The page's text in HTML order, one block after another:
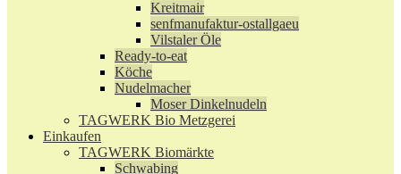
Kreitmair
senfmanufaktur-ostallgaeu
Vilstaler Öle
Ready-to-eat
Köche
Nudelmacher
Moser Dinkelnudeln
TAGWERK Bio Metzgerei
Einkaufen
TAGWERK Biomärkte
Schwabing